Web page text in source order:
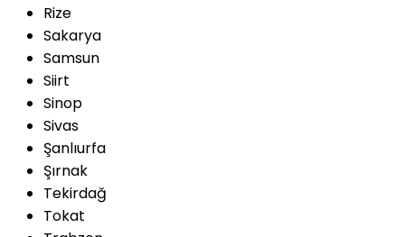
Rize
Sakarya
Samsun
Siirt
Sinop
Sivas
Şanlıurfa
Şırnak
Tekirdağ
Tokat